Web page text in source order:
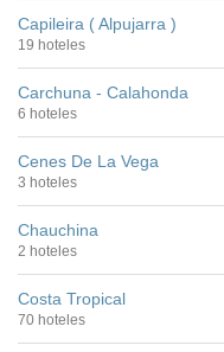
Capileira ( Alpujarra )
19 hoteles
Carchuna - Calahonda
6 hoteles
Cenes De La Vega
3 hoteles
Chauchina
2 hoteles
Costa Tropical
70 hoteles